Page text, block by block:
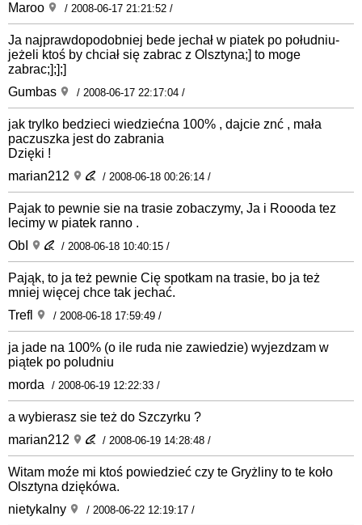
Maroo
/ 2008-06-17 21:21:52 /
Ja najprawdopodobniej bede jechał w piatek po południu-
jeżeli ktoś by chciał się zabrac z Olsztyna;] to moge
zabrac;];];]
Gumbas
/ 2008-06-17 22:17:04 /
jak trylko bedzieci wiedziećna 100% , dajcie znć , mała
paczuszka jest do zabrania
Dzięki !
marian212
/ 2008-06-18 00:26:14 /
Pajak to pewnie sie na trasie zobaczymy, Ja i Roooda tez
lecimy w piatek ranno .
ObI
/ 2008-06-18 10:40:15 /
Pająk, to ja też pewnie Cię spotkam na trasie, bo ja też
mniej więcej chce tak jechać.
Trefl
/ 2008-06-18 17:59:49 /
ja jade na 100% (o ile ruda nie zawiedzie) wyjezdzam w
piątek po poludniu
morda
/ 2008-06-19 12:22:33 /
a wybierasz sie też do Szczyrku ?
marian212
/ 2008-06-19 14:28:48 /
Witam moźe mi ktoś powiedzieć czy te Gryżliny to te koło
Olsztyna dziękówa.
nietykalny
/ 2008-06-22 12:19:17 /